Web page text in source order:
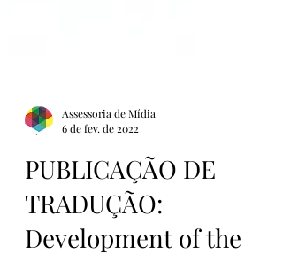
6 de fev. de 2022
PUBLICAÇÃO DE
TRADUÇÃO: